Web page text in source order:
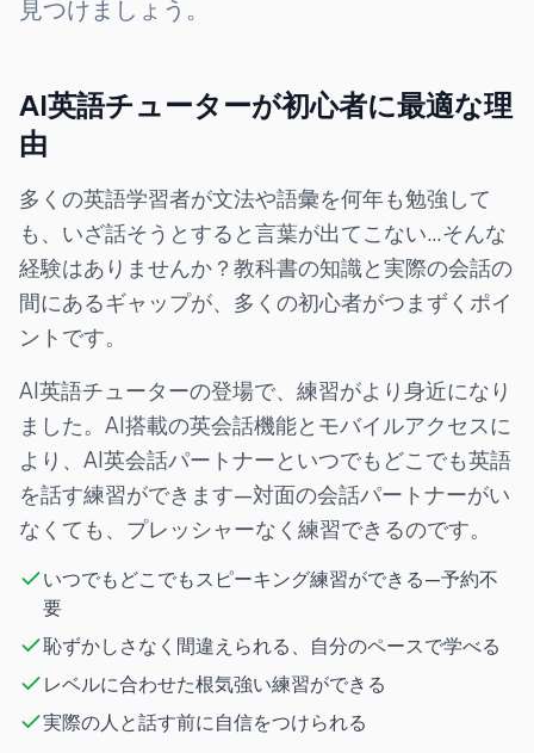
見つけましょう。
AI英語チューターが初心者に最適な理
由
多くの英語学習者が文法や語彙を何年も勉強して
も、いざ話そうとすると言葉が出てこない…そんな
経験はありませんか？教科書の知識と実際の会話の
間にあるギャップが、多くの初心者がつまずくポイ
ントです。
AI英語チューターの登場で、練習がより身近になり
ました。AI搭載の英会話機能とモバイルアクセスに
より、AI英会話パートナーといつでもどこでも英語
を話す練習ができます—対面の会話パートナーがい
なくても、プレッシャーなく練習できるのです。
いつでもどこでもスピーキング練習ができる—予約不
要
恥ずかしさなく間違えられる、自分のペースで学べる
レベルに合わせた根気強い練習ができる
実際の人と話す前に自信をつけられる